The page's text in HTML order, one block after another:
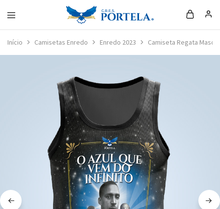
Loja
Portela
Início Camisetas Enredo Enredo 2023 Camiseta Regata